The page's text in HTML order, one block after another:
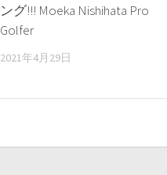
ング!!! Moeka Nishihata Pro
Golfer
2021年4月29日